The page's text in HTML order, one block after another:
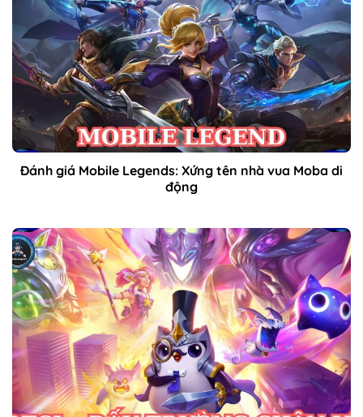
Đánh giá Mobile Legends: Xứng tên nhà vua Moba di
động